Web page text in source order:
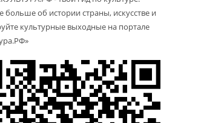
больше об истории страны, искусстве и
культурные выходные на портале